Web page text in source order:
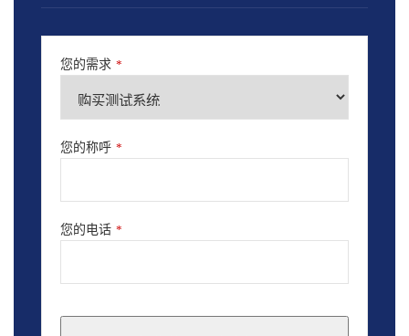
您的需求 *
您的称呼 *
您的电话 *